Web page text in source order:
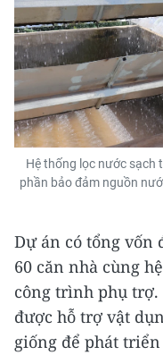
Hệ thống lọc nước sạch
phần bảo đảm nguồn
Dự án có tổng vốn
60 căn nhà cùng
công trình phụ trợ.
được hỗ trợ vật
giống để phát